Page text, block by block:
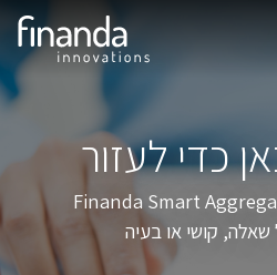
כדי לעזור
שאלה, קושי או בעיה